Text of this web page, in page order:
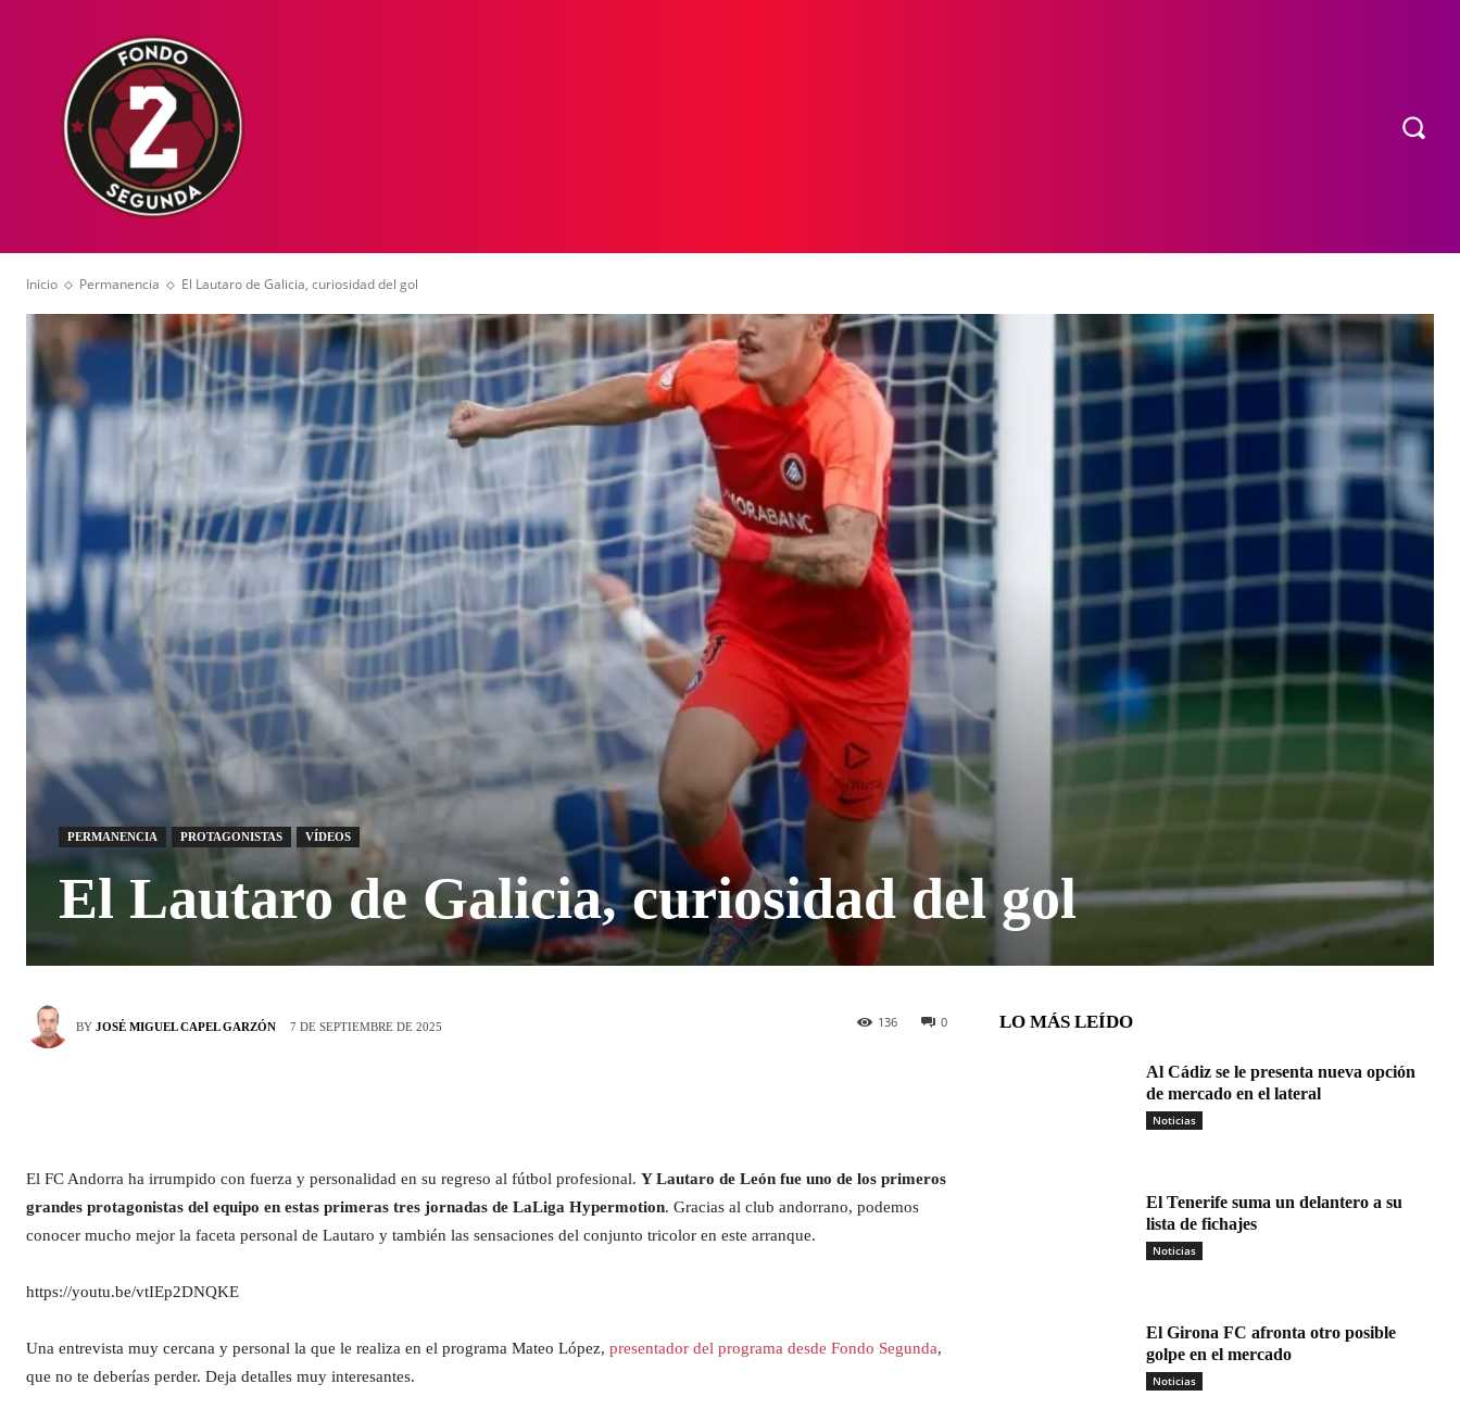
Inicio Permanencia El Lautaro de Galicia, curiosidad del gol
PERMANENCIA PROTAGONISTAS VÍDEOS
El Lautaro de Galicia, curiosidad del gol
BY JOSÉ MIGUEL CAPEL GARZÓN 7 DE SEPTIEMBRE DE 2025 0
136
El FC Andorra ha irrumpido con fuerza y personalidad en su regreso al fútbol profesional. Y Lautaro de León fue uno de los primeros
grandes protagonistas del equipo en estas primeras tres jornadas de LaLiga Hypermotion. Gracias al club andorrano, podemos
conocer mucho mejor la faceta personal de Lautaro y también las sensaciones del conjunto tricolor en este arranque.
https://youtu.be/vtIEp2DNQKE
Una entrevista muy cercana y personal la que le realiza en el programa Mateo López, presentador del programa desde Fondo Segunda,
que no te deberías perder. Deja detalles muy interesantes.
LO MÁS LEÍDO
Al Cádiz se le presenta nueva opción
de mercado en el lateral
Noticias
El Tenerife suma un delantero a su
lista de fichajes
Noticias
El Girona FC afronta otro posible
golpe en el mercado
Noticias